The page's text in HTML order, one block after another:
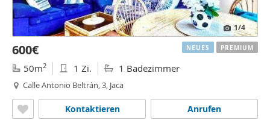
1/4
600€
50m2 1 Zi. 1 Badezimmer
Calle Antonio Beltrán, 3, Jaca
Anrufen
Kontaktieren
NEUES PREMIUM